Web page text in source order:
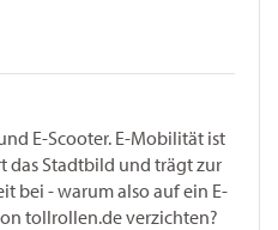
E-Scooter. E-Mobilität ist
das Stadtbild und trägt zur
bei - warum also auf ein E-
tollrollen.de verzichten?